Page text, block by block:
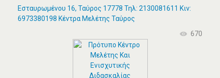
Εσταυρωμένου 16, Ταύρος 17778 Τηλ: 2130081611 Κιν:
6973380198 Κέντρα Μελέτης Ταύρος
670